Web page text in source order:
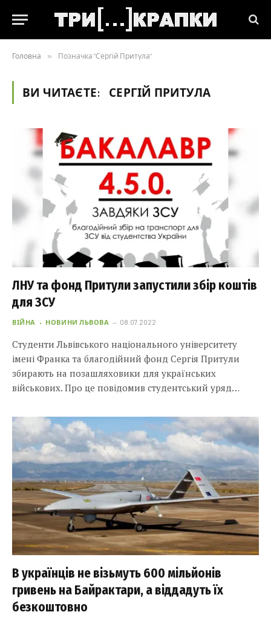
Головна » Позначка "Сергій Притула"
ВИ ЧИТАЄТЕ: СЕРГІЙ ПРИТУЛА
ЛНУ та фонд Притули запустили збір коштів
для ЗСУ
ВІЙНА НОВИНИ ЛЬВОВА 08.07.2022
Студенти Львівського національного університету
імені Франка та благодійний фонд Сергія Притули
збирають на позашляховики для українських
військових. Про це повідомив студентський уряд…
В українців не візьмуть 600 мільйонів
гривень на Байрактари, а віддадуть їх
безкоштовно